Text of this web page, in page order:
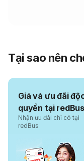
Tại sao nên
Giá và ưu đãi
quyền tại redBus
Nhận ưu đãi chỉ có tại
redBus